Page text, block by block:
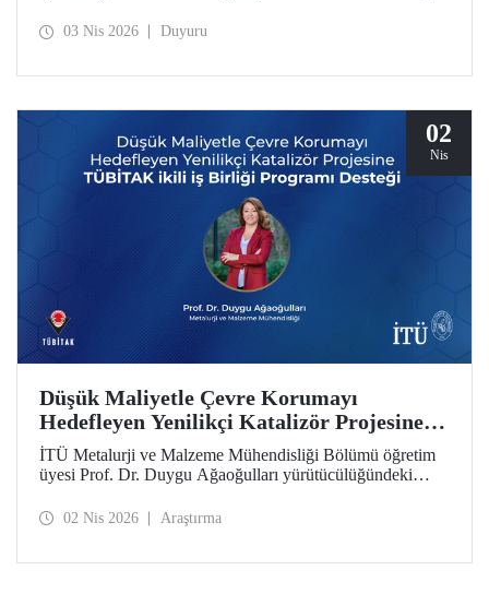
kurgulandı. Programın yeni döneminde, girişimlerin
03 Nis 2026 Duyuru
02
Nis
Düşük Maliyetle Çevre Korumayı
Hedefleyen Yenilikçi Katalizör Projesine
TÜBİTAK İkili İş Birliği Programı Desteği
İTÜ Metalurji ve Malzeme Mühendisliği Bölümü öğretim
üyesi Prof. Dr. Duygu Ağaoğulları yürütücülüğündeki
Akademisi (BAS) ile İkili İşbirliği Programı” kapsamında
02 Nis 2026 Araştırma